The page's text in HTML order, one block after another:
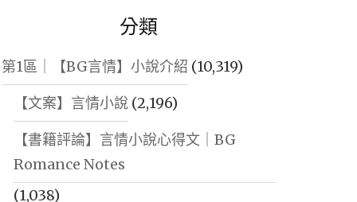
分類
第1區｜【BG言情】小說介紹 (10,319)
【文案】言情小說(2,196)
【書籍評論】言情小說心得文｜BG
Romance Notes
(1,038)